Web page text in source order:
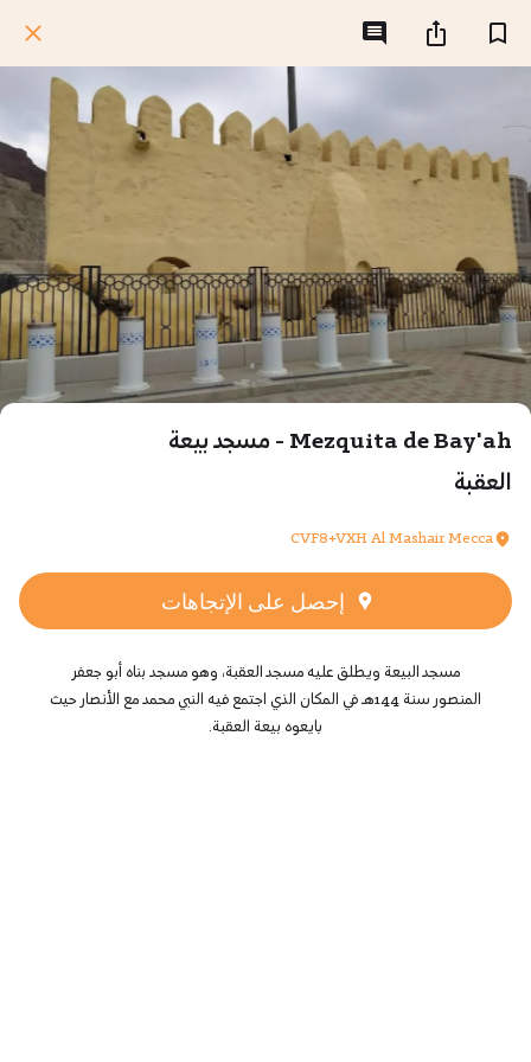
Mezquita de Bay'ah - مسجد بيعة
العقبة
CVF8+VXH Al Mashair Mecca
إحصل على الإتجاهات
مسجد البيعة ويطلق عليه مسجد العقبة، وهو مسجد بناه أبو جعفر
المنصور سنة 144هـ في المكان الذي اجتمع فيه النبي محمد مع الأنصار حيث
بايعوه بيعة العقبة.